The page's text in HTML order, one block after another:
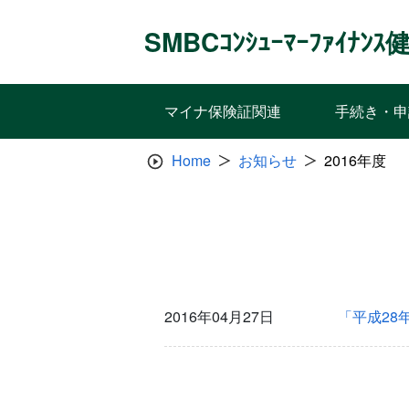
SMBCｺﾝｼｭｰﾏｰﾌｧｲﾅﾝｽ
マイナ保険証関連 手続き・
Home お知らせ 2016年度
2016年04月27日 「平成